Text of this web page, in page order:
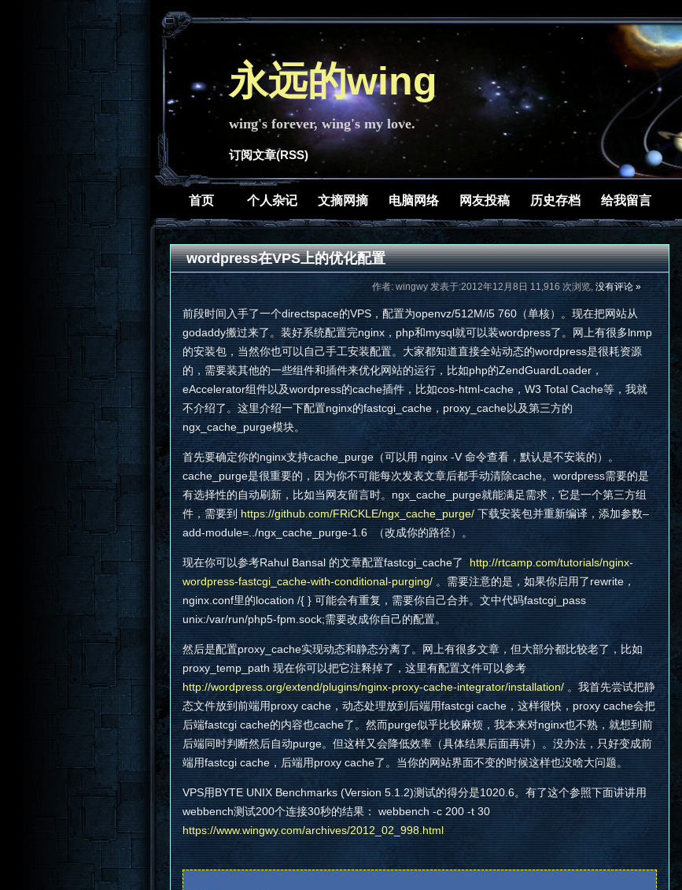
永远的wing
wing's forever, wing's my love.
订阅文章(RSS)
首页 个人杂记 文摘网摘 电脑网络 网友投稿 历史存档 给我留言
wordpress在VPS上的优化配置
作者: wingwy 发表于:2012年12月8日 11,916 次浏览, 没有评论 »
前段时间入手了一个directspace的VPS，配置为openvz/512M/i5 760（单核）。现在把网站从
godaddy搬过来了。装好系统配置完nginx，php和mysql就可以装wordpress了。网上有很多lnmp
的安装包，当然你也可以自己手工安装配置。大家都知道直接全站动态的wordpress是很耗资源
的，需要装其他的一些组件和插件来优化网站的运行，比如php的ZendGuardLoader，
eAccelerator组件以及wordpress的cache插件，比如cos-html-cache，W3 Total Cache等，我就
不介绍了。这里介绍一下配置nginx的fastcgi_cache，proxy_cache以及第三方的
ngx_cache_purge模块。
首先要确定你的nginx支持cache_purge（可以用 nginx -V 命令查看，默认是不安装的）。
cache_purge是很重要的，因为你不可能每次发表文章后都手动清除cache。wordpress需要的是
有选择性的自动刷新，比如当网友留言时。ngx_cache_purge就能满足需求，它是一个第三方组
件，需要到 https://github.com/FRiCKLE/ngx_cache_purge/下载安装包并重新编译，添加参数–
add-module=../ngx_cache_purge-1.6 （改成你的路径）。
现在你可以参考Rahul Bansal 的文章配置fastcgi_cache了http://rtcamp.com/tutorials/nginx-
wordpress-fastcgi_cache-with-conditional-purging/。需要注意的是，如果你启用了rewrite，
nginx.conf里的location /{ } 可能会有重复，需要你自己合并。文中代码fastcgi_pass
unix:/var/run/php5-fpm.sock;需要改成你自己的配置。
然后是配置proxy_cache实现动态和静态分离了。网上有很多文章，但大部分都比较老了，比如
proxy_temp_path 现在你可以把它注释掉了，这里有配置文件可以参考
http://wordpress.org/extend/plugins/nginx-proxy-cache-integrator/installation/。我首先尝试把静
态文件放到前端用proxy cache，动态处理放到后端用fastcgi cache，这样很快，proxy cache会把
后端fastcgi cache的内容也cache了。然而purge似乎比较麻烦，我本来对nginx也不熟，就想到前
后端同时判断然后自动purge。但这样又会降低效率（具体结果后面再讲）。没办法，只好变成前
端用fastcgi cache，后端用proxy cache了。当你的网站界面不变的时候这样也没啥大问题。
VPS用BYTE UNIX Benchmarks (Version 5.1.2)测试的得分是1020.6。有了这个参照下面讲讲用
webbench测试200个连接30秒的结果： webbench -c 200 -t 30
https://www.wingwy.com/archives/2012_02_998.html